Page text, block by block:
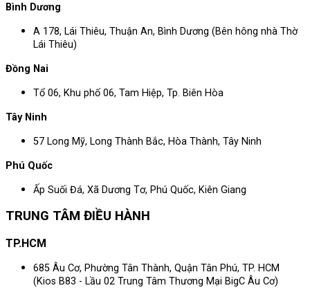
Bình Dương
A 178, Lái Thiêu, Thuận An, Bình Dương (Bên hông nhà Thờ
Lái Thiêu)
Đồng Nai
Tổ 06, Khu phố 06, Tam Hiệp, Tp. Biên Hòa
Tây Ninh
57 Long Mỹ, Long Thành Bắc, Hòa Thành, Tây Ninh
Phú Quốc
Ấp Suối Đá, Xã Dương Tơ, Phú Quốc, Kiên Giang
TRUNG TÂM ĐIỀU HÀNH
TP.HCM
685 Âu Cơ, Phường Tân Thành, Quận Tân Phú, TP. HCM
(Kios B83 - Lầu 02 Trung Tâm Thương Mại BigC Âu Cơ)